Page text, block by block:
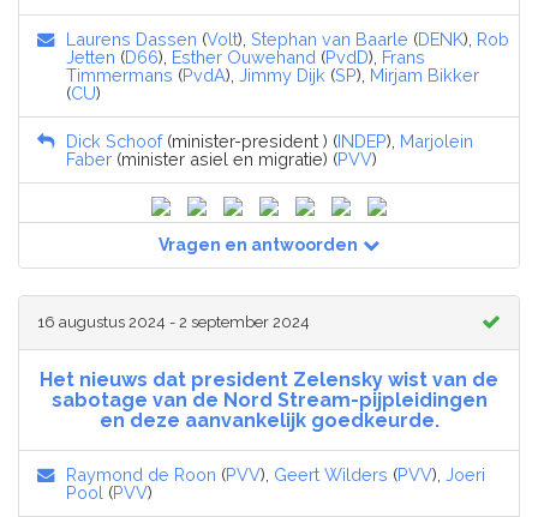
Laurens Dassen (Volt), Stephan van Baarle (DENK), Rob
Jetten (D66), Esther Ouwehand (PvdD), Frans
Timmermans (PvdA), Jimmy Dijk (SP), Mirjam Bikker
(CU)
Dick Schoof(minister-president ) (INDEP), Marjolein
Faber (minister asiel en migratie) (PVV)
Vragen en antwoorden
16 augustus 2024 - 2 september 2024
Het nieuws dat president Zelensky wist van de
sabotage van de Nord Stream-pijpleidingen
en deze aanvankelijk goedkeurde.
Raymond de Roon (PVV), Geert Wilders (PVV), Joeri
Pool (PVV)